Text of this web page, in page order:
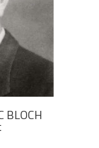
BLOCH